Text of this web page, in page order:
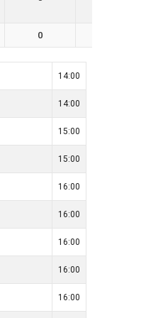
0
14:00
14:00
15:00
15:00
16:00
16:00
16:00
16:00
16:00